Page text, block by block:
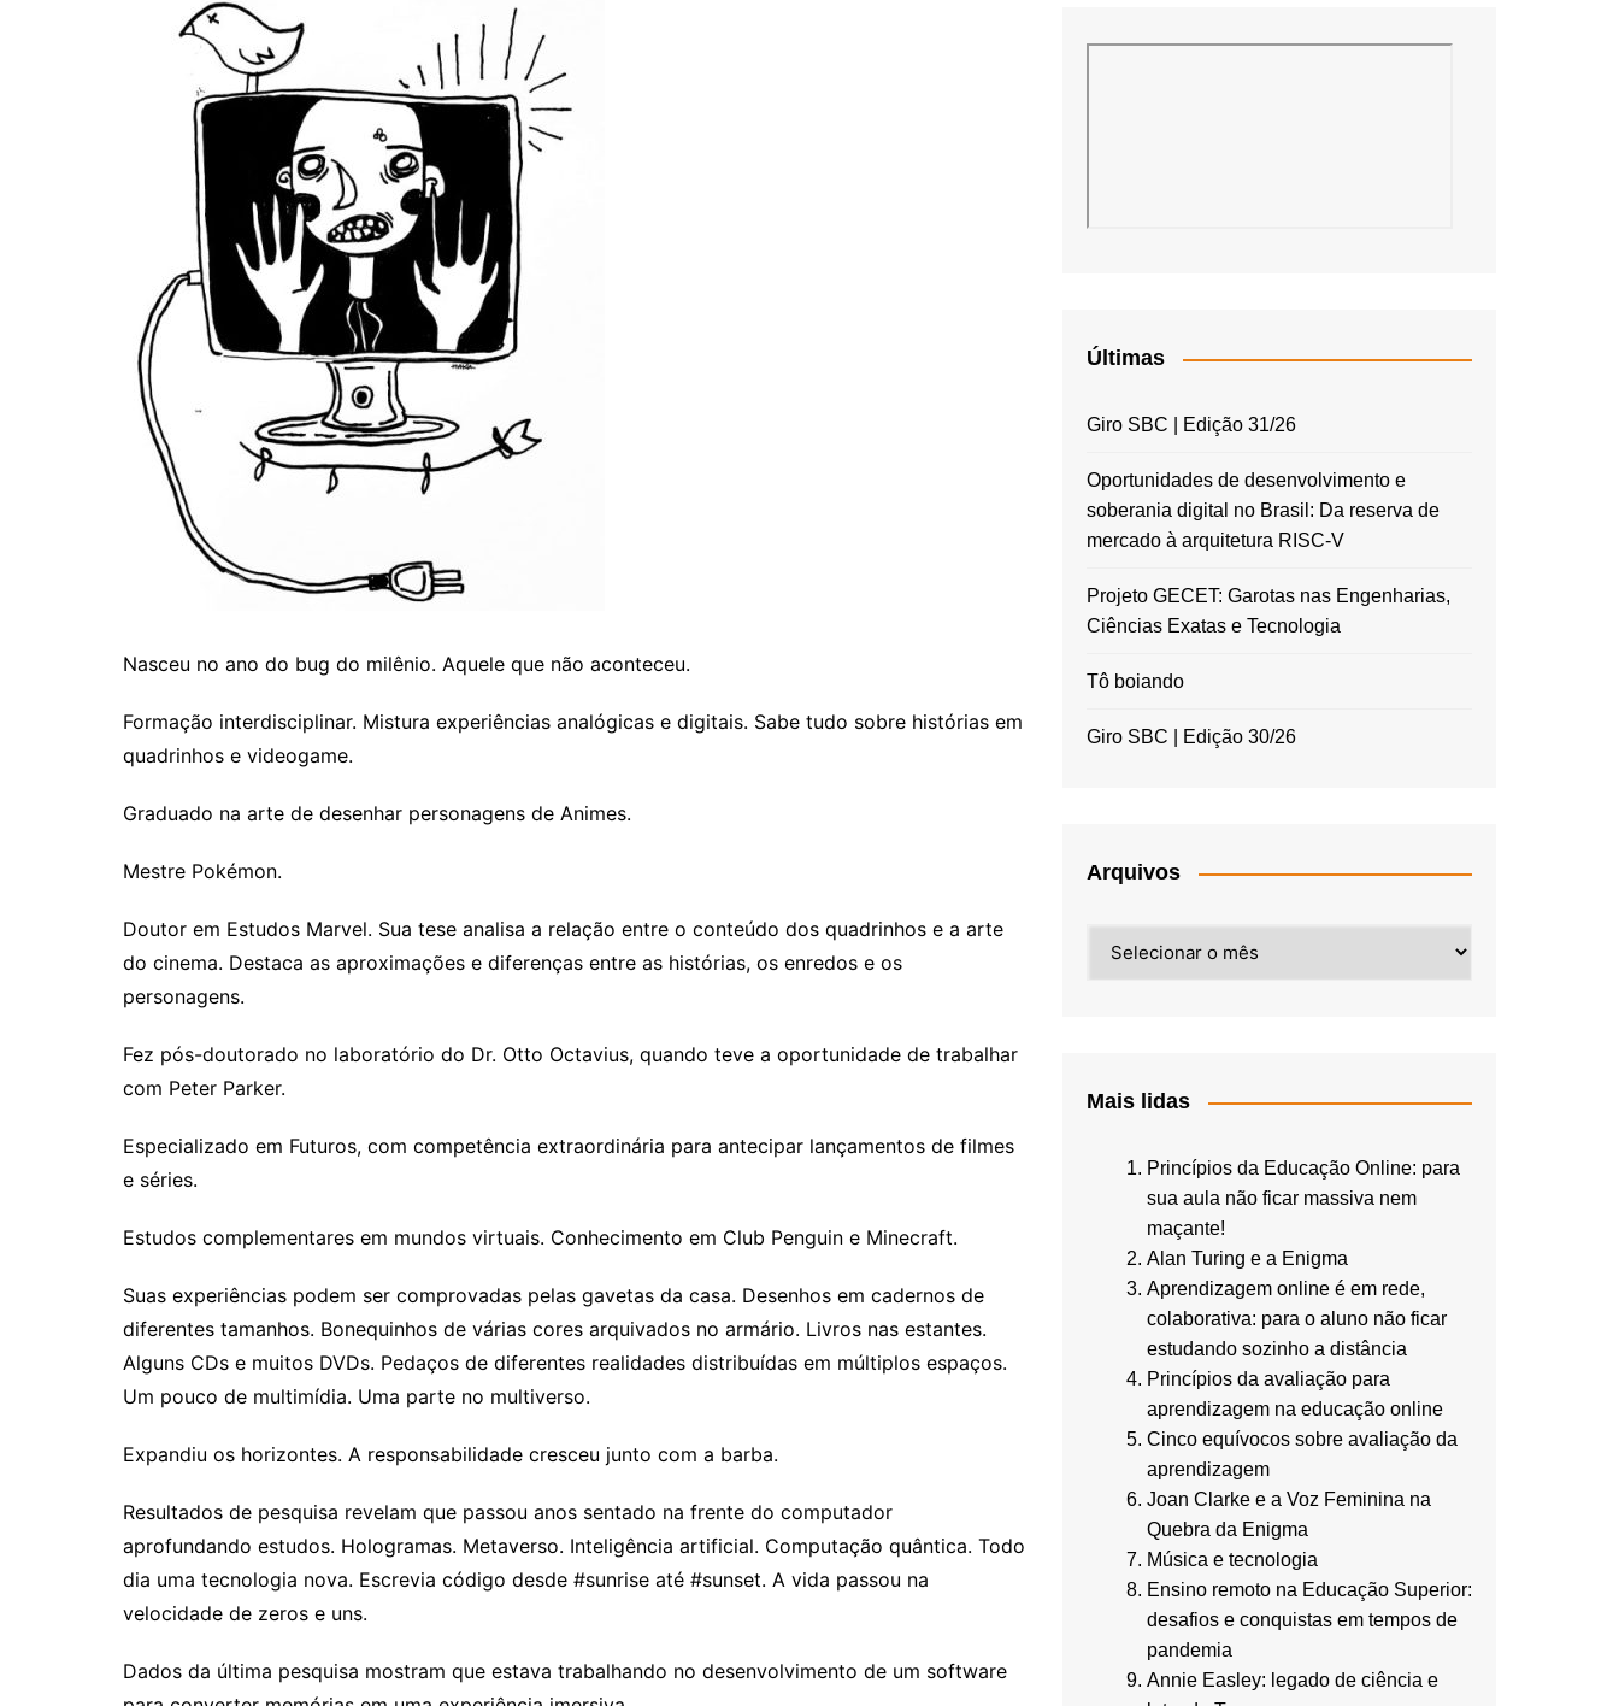
Personalidades da
Computação
Nasceu no ano do bug do milênio. Aquele que não aconteceu.
Formação interdisciplinar. Mistura experiências analógicas e digitais. Sabe tudo sobre histórias em
quadrinhos e videogame.
Graduado na arte de desenhar personagens de Animes.
Mestre Pokémon.
Doutor em Estudos Marvel. Sua tese analisa a relação entre o conteúdo dos quadrinhos e a arte
do cinema. Destaca as aproximações e diferenças entre as histórias, os enredos e os
personagens.
Fez pós-doutorado no laboratório do Dr. Otto Octavius, quando teve a oportunidade de trabalhar
com Peter Parker.
Especializado em Futuros, com competência extraordinária para antecipar lançamentos de filmes
e séries.
Estudos complementares em mundos virtuais. Conhecimento em Club Penguin e Minecraft.
Suas experiências podem ser comprovadas pelas gavetas da casa. Desenhos em cadernos de
diferentes tamanhos. Bonequinhos de várias cores arquivados no armário. Livros nas estantes.
Alguns CDs e muitos DVDs. Pedaços de diferentes realidades distribuídas em múltiplos espaços.
Um pouco de multimídia. Uma parte no multiverso.
Expandiu os horizontes. A responsabilidade cresceu junto com a barba.
Resultados de pesquisa revelam que passou anos sentado na frente do computador
aprofundando estudos. Hologramas. Metaverso. Inteligência artificial. Computação quântica. Todo
dia uma tecnologia nova. Escrevia código desde #sunrise até #sunset. A vida passou na
velocidade de zeros e uns.
Dados da última pesquisa mostram que estava trabalhando no desenvolvimento de um software
Últimas
Giro SBC | Edição 31/26
Oportunidades de desenvolvimento e
soberania digital no Brasil: Da reserva de
mercado à arquitetura RISC-V
Projeto GECET: Garotas nas Engenharias,
Ciências Exatas e Tecnologia
Tô boiando
Giro SBC | Edição 30/26
Arquivos
Mais lidas
Princípios da Educação Online: para
sua aula não ficar massiva nem
maçante!
Alan Turing e a Enigma
Aprendizagem online é em rede,
colaborativa: para o aluno não ficar
estudando sozinho a distância
Princípios da avaliação para
aprendizagem na educação online
Cinco equívocos sobre avaliação da
aprendizagem
Joan Clarke e a Voz Feminina na
Quebra da Enigma
Música e tecnologia
Ensino remoto na Educação Superior:
desafios e conquistas em tempos de
pandemia
Annie Easley: legado de ciência e